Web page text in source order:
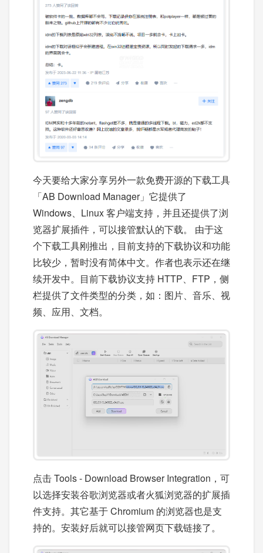
今天要给大家分享另外一款免费开源的下载工具
「AB Download Manager」它提供了
Windows、Linux 客户端支持，并且还提供了浏
览器扩展插件，可以接管默认的下载。 由于这
个下载工具刚推出，目前支持的下载协议和功能
比较少，暂时没有简体中文。作者也表示还在继
续开发中。目前下载协议支持 HTTP、FTP，侧
栏提供了文件类型的分类，如：图片、音乐、视
频、应用、文档。
点击 Tools - Download Browser Integration，可
以选择安装谷歌浏览器或者火狐浏览器的扩展插
件支持。其它基于 Chromium 的浏览器也是支
持的。安装好后就可以接管网页下载链接了。